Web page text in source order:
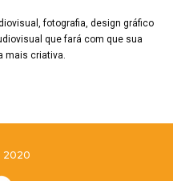
fotografia, design gráfico
que fará com que sua
mais criativa.
2020